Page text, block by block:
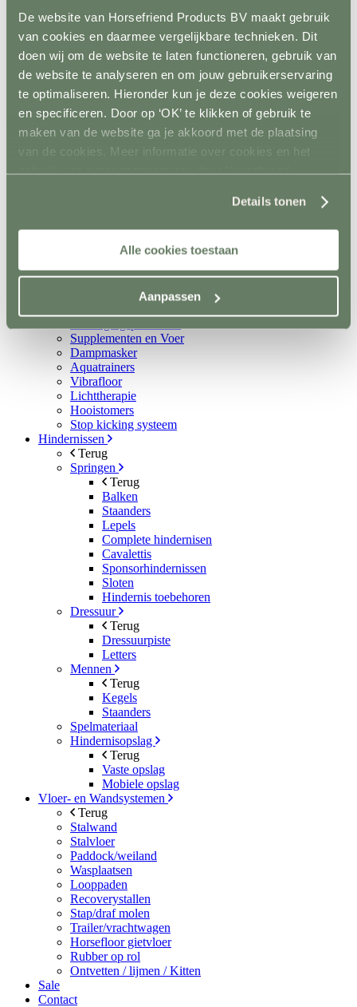
De website van Horsefriend Products BV maakt gebruik
van cookies en daarmee vergelijkbare technieken. Dit
doen wij om de website te laten functioneren, gebruik van
de website te analyseren en om jouw gebruikerservaring
te optimaliseren. Hieronder kun je deze cookies weigeren
en specificeren. Door op ‘OK’ te klikken of gebruik te
maken van de website ga je akkoord met de plaatsing
van de cookies. Meer informatie over cookies en het
gebruik van persoonsgegevens door Horsefriend
Details tonen
Alle cookies toestaan
Aanpassen
Ruiven
Drinkbakken en watervaten
Bodemverbetering
Terug
Bodem
Wandafwerking
Verlichting
Beregening
Conditie en gezondheid
Solaria
Supplementen en Voer
Dampmasker
Aquatrainers
Vibrafloor
Lichttherapie
Hooistomers
Stop kicking systeem
Hindernissen
Terug
Springen
Terug
Balken
Staanders
Lepels
Complete hindernisen
Cavalettis
Sponsorhindernissen
Sloten
Hindernis toebehoren
Dressuur
Terug
Dressuurpiste
Letters
Mennen
Terug
Kegels
Staanders
Spelmateriaal
Hindernisopslag
Terug
Vaste opslag
Mobiele opslag
Vloer- en Wandsystemen
Terug
Stalwand
Stalvloer
Paddock/weiland
Wasplaatsen
Looppaden
Recoverystallen
Stap/draf molen
Trailer/vrachtwagen
Horsefloor gietvloer
Rubber op rol
Ontvetten / lijmen / Kitten
Sale
Contact